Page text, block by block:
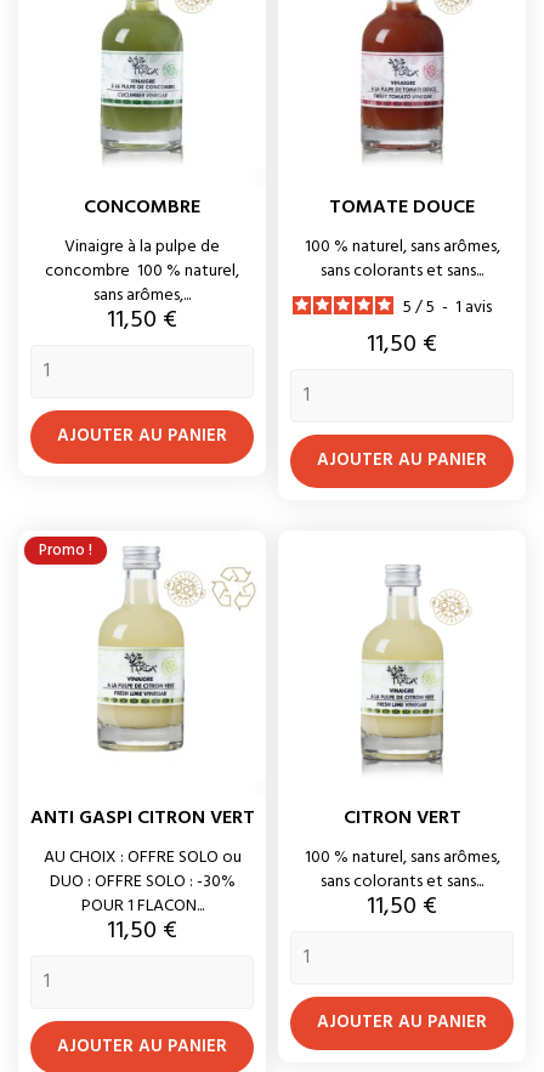
CONCOMBRE
Vinaigre à la pulpe de
concombre 100 % naturel,
sans arômes,...
Prix
11,50 €
AJOUTER AU PANIER
TOMATE DOUCE
100 % naturel, sans arômes,
sans colorants et sans...
5/5 - 1 avis
Prix
11,50 €
AJOUTER AU PANIER
ANTI GASPI CITRON VERT
AU CHOIX : OFFRE SOLO ou
DUO : OFFRE SOLO : -30%
POUR 1 FLACON...
Prix
11,50 €
AJOUTER AU PANIER
Promo !
CITRON VERT
100 % naturel, sans arômes,
sans colorants et sans...
Prix
11,50 €
AJOUTER AU PANIER